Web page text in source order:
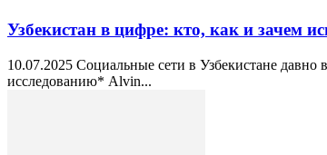
Узбекистан в цифре: кто, как и зачем
10.07.2025 Социальные сети в Узбекистане
исследованию* Alvin...